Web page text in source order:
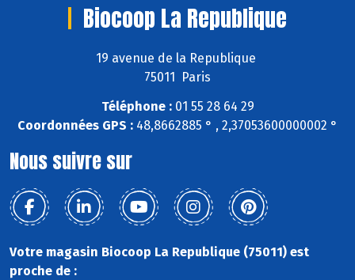
Biocoop La Republique
19 avenue de la Republique
75011 Paris
Téléphone :01 55 28 64 29
Coordonnées GPS : 48,8662885 ° , 2,37053600000002 °
Nous suivre sur
Votre magasin Biocoop La Republique (75011) est
proche de :